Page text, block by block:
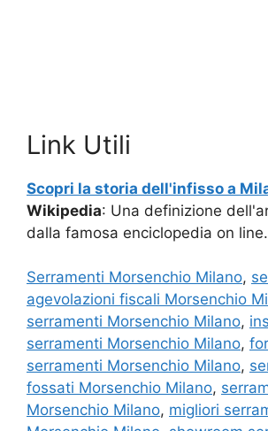
Link Utili
Scopri la storia dell'infisso a
Wikipedia: Una definizione
dalla famosa enciclopedia on line.
Serramenti Morsenchio Milano,
agevolazioni fiscali Morsenchio
serramenti Morsenchio Milano,
serramenti Morsenchio Milano,
serramenti Morsenchio Milano,
fossati Morsenchio Milano,
Morsenchio Milano, migliori